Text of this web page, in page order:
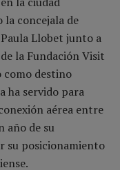
la concejala de
Llobet junto a
la Fundación Visit
como destino
ha servido para
aérea entre
año de su
su posicionamiento